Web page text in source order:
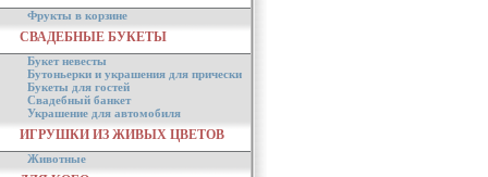
Фрукты в корзине
СВАДЕБНЫЕ БУКЕТЫ
Букет невесты
Бутоньерки и украшения для прически
Букеты для гостей
Свадебный банкет
Украшение для автомобиля
ИГРУШКИ ИЗ ЖИВЫХ ЦВЕТОВ
Животные